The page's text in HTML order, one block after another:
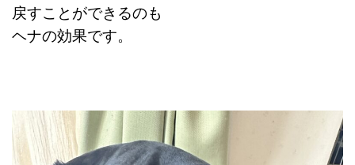
戻すことができるのも
ヘナの効果です。